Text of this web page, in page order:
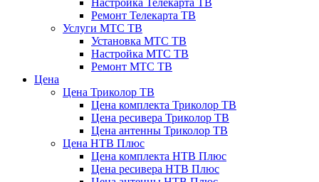
Настройка Телекарта ТВ
Ремонт Телекарта ТВ
Услуги МТС ТВ
Установка МТС ТВ
Настройка МТС ТВ
Ремонт МТС ТВ
Цена
Цена Триколор ТВ
Цена комплекта Триколор ТВ
Цена ресивера Триколор ТВ
Цена антенны Триколор ТВ
Цена НТВ Плюс
Цена комплекта НТВ Плюс
Цена ресивера НТВ Плюс